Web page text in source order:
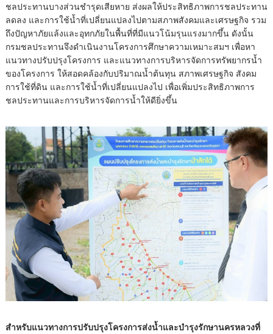
ชลประทานบางส่วนชำรุดเสียหาย ส่งผลให้ประสิทธิภาพการชลประทาน
ลดลง และการใช้น้ำที่เปลี่ยนแปลงไปตามสภาพสังคมและเศรษฐกิจ รวม
ถึงปัญหาภัยแล้งและอุทกภัยในพื้นที่ที่มีแนวโน้มรุนแรงมากขึ้น ดังนั้น
กรมชลประทานจึงดำเนินงานโครงการศึกษาความเหมาะสมฯ เพื่อหา
แนวทางปรับปรุงโครงการ และแนวทางการบริหารจัดการทรัพยากรน้ำ
ของโครงการ ให้สอดคล้องกับปริมาณน้ำต้นทุน สภาพเศรษฐกิจ สังคม
การใช้ที่ดิน และการใช้น้ำที่เปลี่ยนแปลงไป เพื่อเพิ่มประสิทธิภาพการ
ชลประทานและการบริหารจัดการน้ำให้ดียิ่งขึ้น
สำหรับแนวทางการปรับปรุงโครงการส่งน้ำและบำรุงรักษานครหลวงที่